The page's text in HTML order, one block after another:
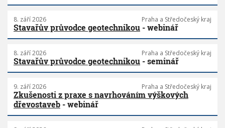
8. září 2026 Praha a Středočeský kraj
Stavařův průvodce geotechnikou - webinář
8. září 2026 Praha a Středočeský kraj
Stavařův průvodce geotechnikou - seminář
9. září 2026 Praha a Středočeský kraj
Zkušenosti z praxe s navrhováním výškových
dřevostaveb - webinář